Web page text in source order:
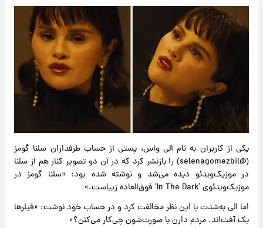
یکی از کاربران به نام الی واس، پستی از حساب طرفداران سلنا گومز
(@selenagomezbil) را بازنشر کرد که در آن دو تصویر کنار هم از سلنا
در موزیک‌ویدئو دیده می‌شد و نوشته شده بود: «سلنا گومز در
موزیک‌ویدئوی ‘In The Dark’ فوق‌العاده زیباست.»
اما الی به‌شدت با این نظر مخالفت کرد و در حساب خود نوشت: «فیلرها
یک آفت‌اند. مردم دارن با صورت‌شون چی‌کار می‌کنن؟»